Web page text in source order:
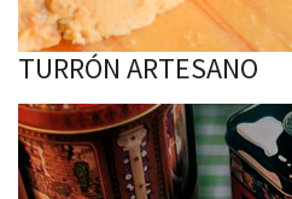
TURRÓN ARTESANO